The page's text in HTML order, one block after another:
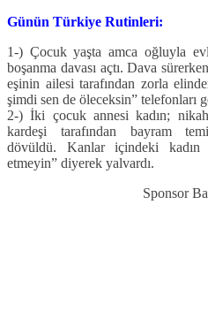
Günün Türkiye Rutinleri:
1-) Çocuk yaşta amca oğluyla
boşanma davası açtı. Dava
eşinin ailesi tarafından zorla
şimdi sen de öleceksin” telefonları
2-) İki çocuk annesi kadın;
kardeşi tarafından bayram
dövüldü. Kanlar içindeki
etmeyin” diyerek yalvardı.
Sponsor